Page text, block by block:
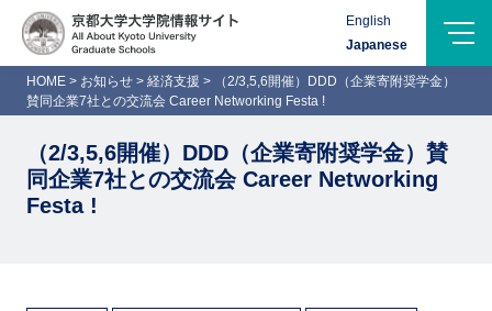
Logo-
Name
English
Japanese
HOME > お知らせ > 経済支援 >
（2/3,5,6開催）DDD（企業寄附奨学金）
賛同企業7社との交流会 Career Networking Festa !
（2/3,5,6開催）DDD（企業寄附奨学金）賛
同企業7社との交流会 Career Networking
Festa !